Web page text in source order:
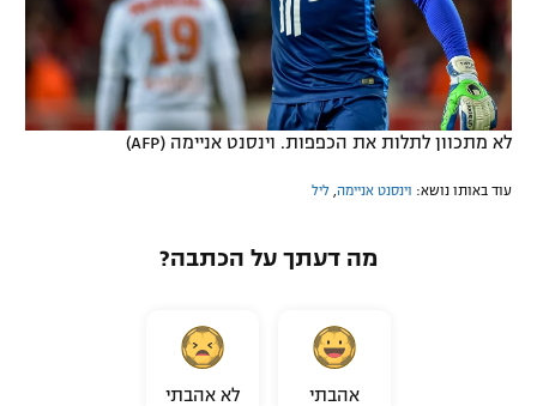
לא מתכוון לתלות את הכפפות. וינסנט אניימה (AFP)
עוד באותו נושא: וינסנט אניימה ליל
מה דעתך על הכתבה?
אהבתי לא אהבתי